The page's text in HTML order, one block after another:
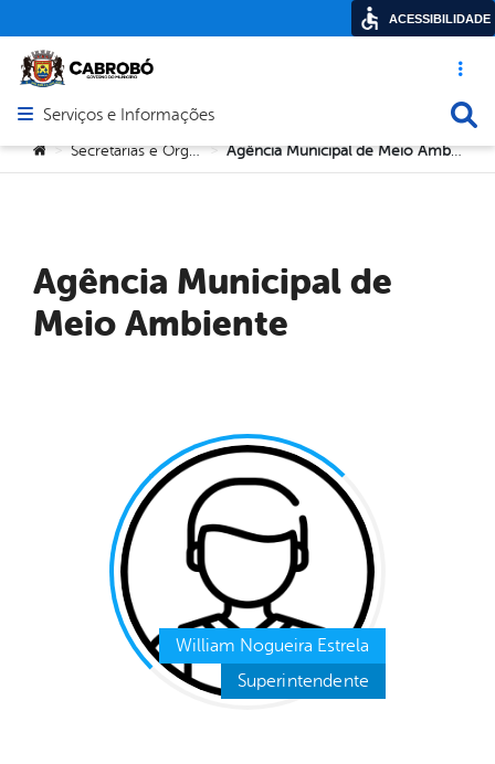
Acesso
Abrir menu principal de navegação
Serviços e Informações
Você está aqui:
> Secretarias e Orgãos > Agência Municipal de Meio Ambiente
Agência Municipal de
Meio Ambiente
William Nogueira Estrela
Superintendente
ACESSIBILIDADE